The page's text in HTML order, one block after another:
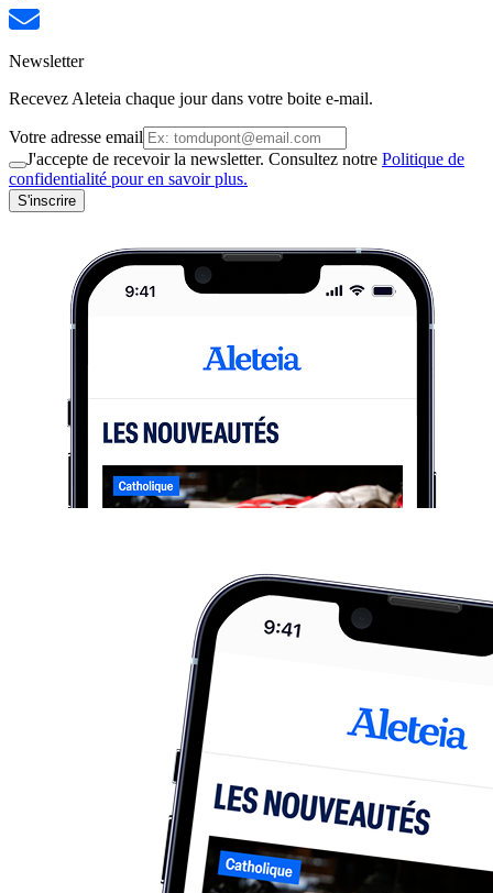
Newsletter
Recevez Aleteia chaque jour dans votre boite e-mail.
Votre adresse email
J'accepte de recevoir la newsletter. Consultez notre Politique de
confidentialité pour en savoir plus.
S'inscrire